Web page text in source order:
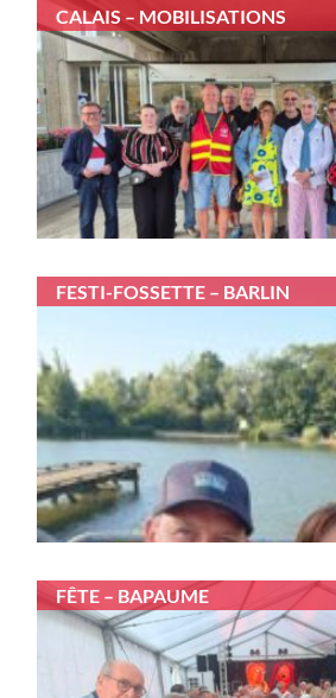
CALAIS – MOBILISATIONS
FESTI-FOSSETTE – BARLIN
FÊTE – BAPAUME